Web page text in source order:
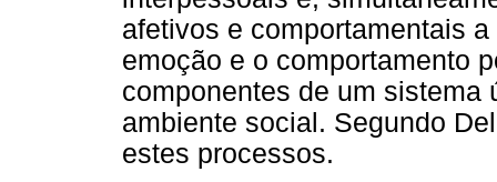
afetivos e comportamentais
emoção e o comportamento
componentes de um sistema
ambiente social. Segundo
estes processos.